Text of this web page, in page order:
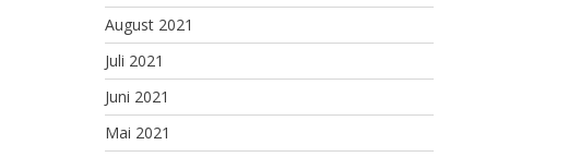
August 2021
Juli 2021
Juni 2021
Mai 2021